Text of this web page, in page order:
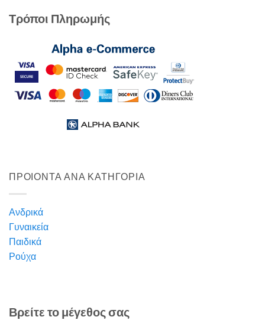
Τρόποι Πληρωμής
ΠΡΟΙΟΝΤΑ ΑΝΑ ΚΑΤΗΓΟΡΙΑ
Ανδρικά
Γυναικεία
Παιδικά
Ρούχα
Βρείτε το μέγεθος σας